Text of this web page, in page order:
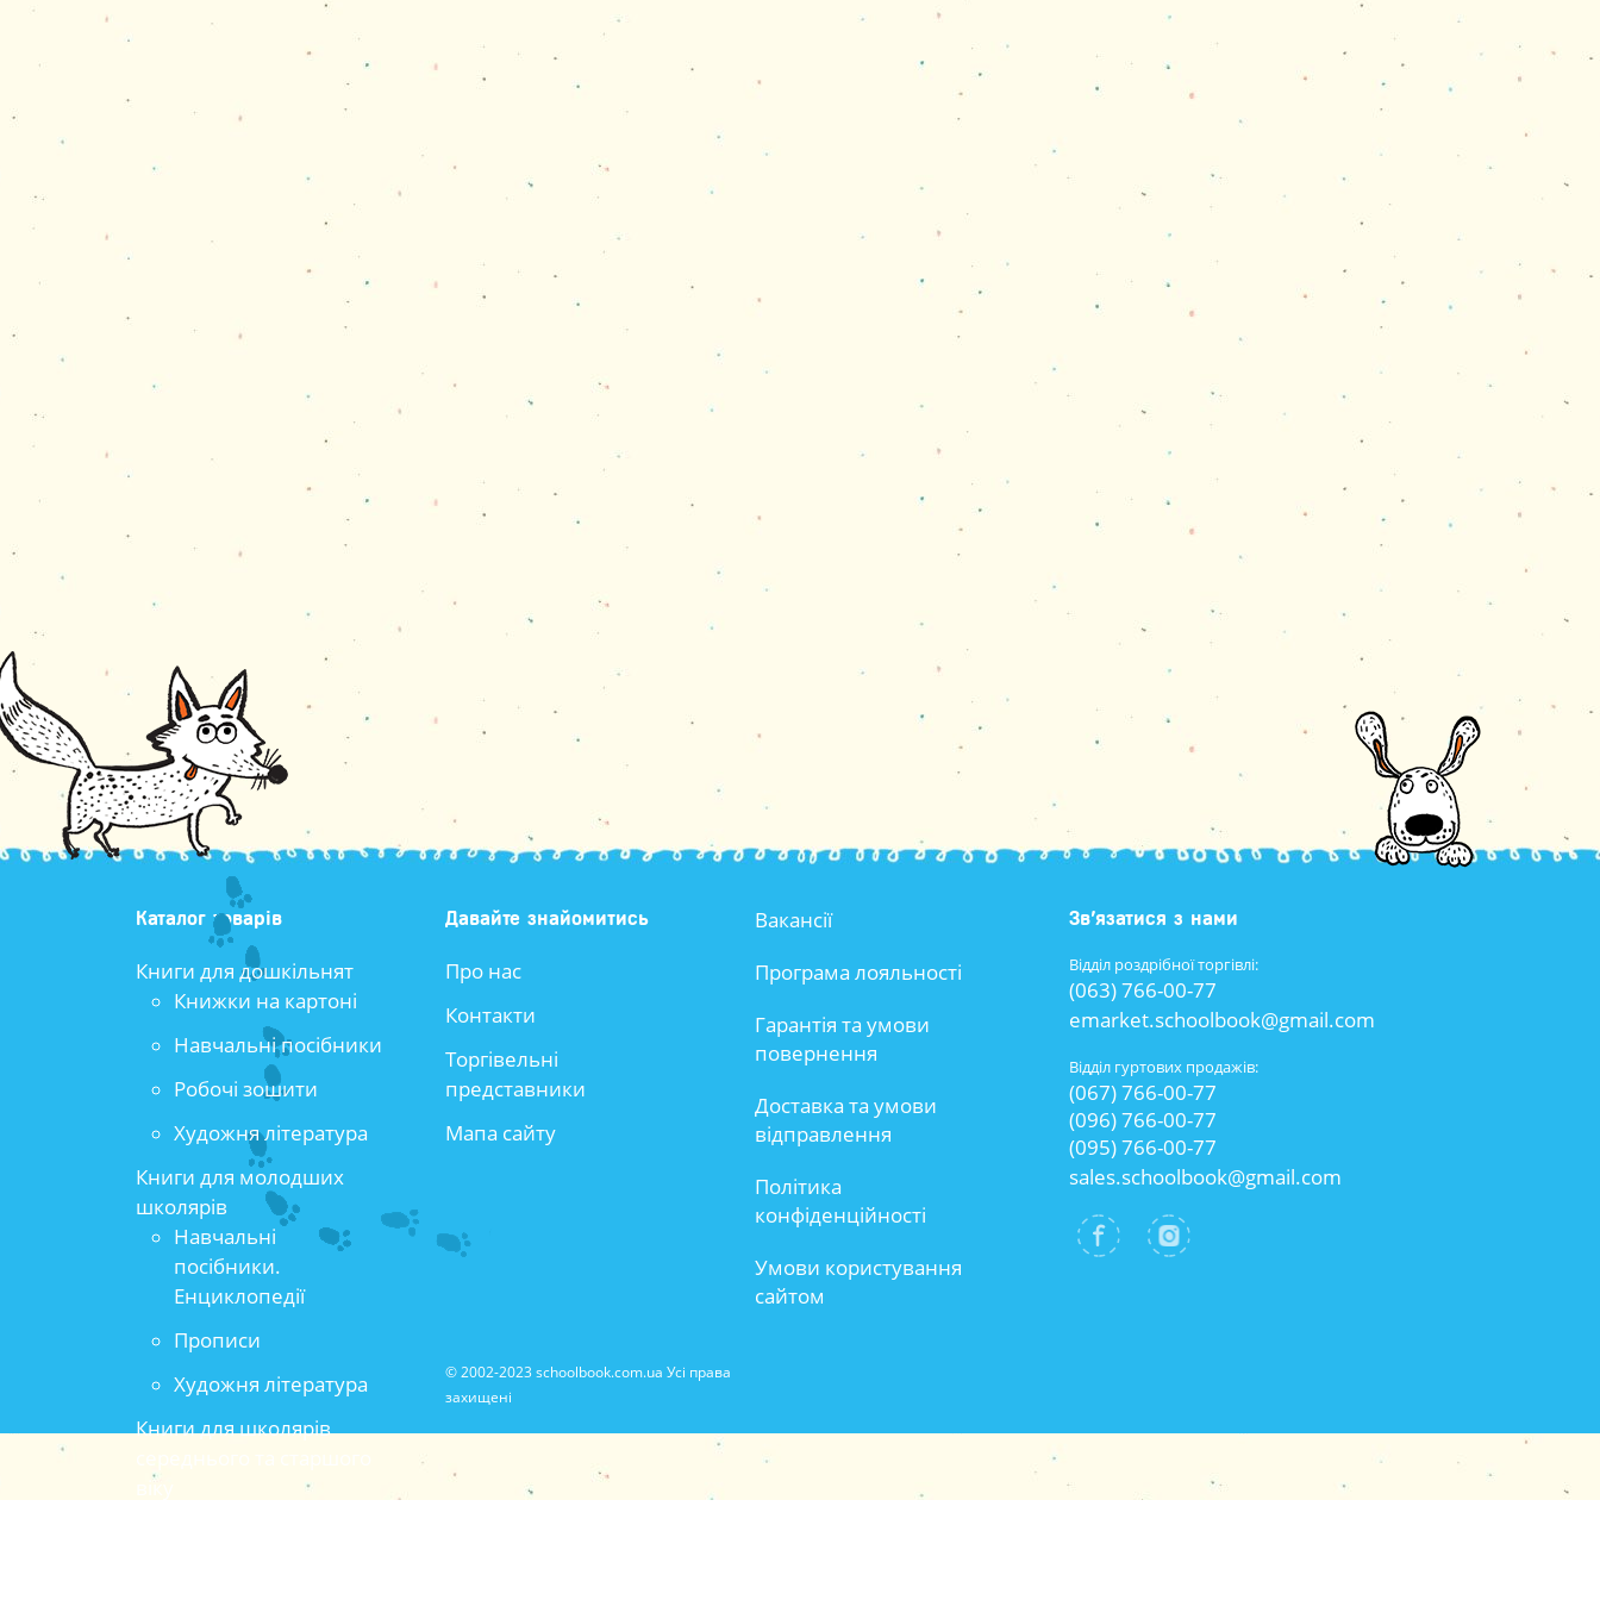
Каталог товарів
Книги для дошкільнят
Книжки на картоні
Навчальні посібники
Робочі зошити
Художня література
Книги для молодших
школярів
Навчальні
посібники.
Енциклопедії
Прописи
Художня література
Книги для школярів
Давайте знайомитись
Про нас
Контакти
Торгівельні
представники
Мапа сайту
Вакансії
Програма лояльності
Гарантія та умови
повернення
Доставка та умови
відправлення
Політика
конфіденційності
Умови користування
сайтом
Зв’язатися з нами
Відділ роздрібної торгівлі:
(063) 766-00-77
emarket.schoolbook@gmail.com
Відділ гуртових продажів:
(067) 766-00-77
(096) 766-00-77
(095) 766-00-77
sales.schoolbook@gmail.com
© 2002-2023 schoolbook.com.ua Усі права
захищені